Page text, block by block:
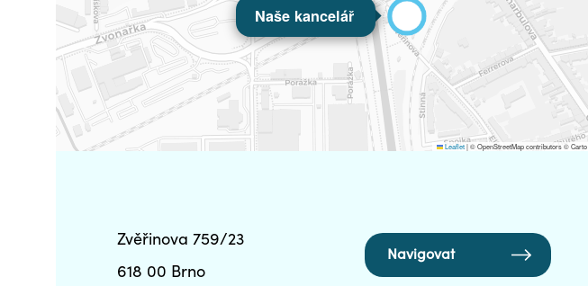
Naše kancelář
Leaflet|© OpenStreetMap contributors © Carto
Zvěřinova 759/23
618 00 Brno
Navigovat